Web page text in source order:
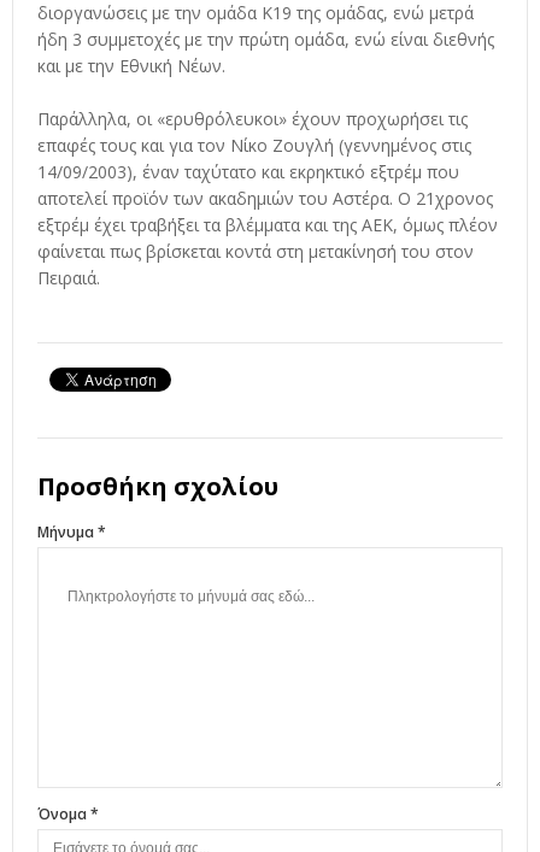
διοργανώσεις με την ομάδα Κ19 της ομάδας, ενώ μετρά
ήδη 3 συμμετοχές με την πρώτη ομάδα, ενώ είναι διεθνής
και με την Εθνική Νέων.
Παράλληλα, οι «ερυθρόλευκοι» έχουν προχωρήσει τις
επαφές τους και για τον Νίκο Ζουγλή (γεννημένος στις
14/09/2003), έναν ταχύτατο και εκρηκτικό εξτρέμ που
αποτελεί προϊόν των ακαδημιών του Αστέρα. Ο 21χρονος
εξτρέμ έχει τραβήξει τα βλέμματα και της ΑΕΚ, όμως πλέον
φαίνεται πως βρίσκεται κοντά στη μετακίνησή του στον
Πειραιά.
Προσθήκη σχολίου
Μήνυμα *
Όνομα *